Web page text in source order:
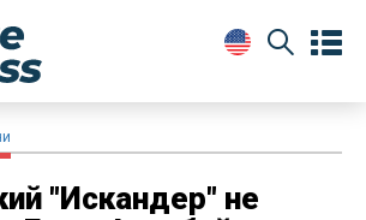
"Искандер" не